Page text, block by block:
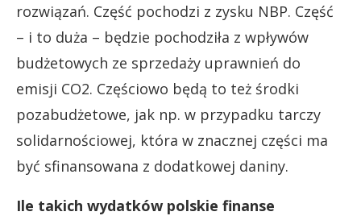
rozwiązań. Część pochodzi z zysku NBP. Część
– i to duża – będzie pochodziła z wpływów
budżetowych ze sprzedaży uprawnień do
emisji CO2. Częściowo będą to też środki
pozabudżetowe, jak np. w przypadku tarczy
solidarnościowej, która w znacznej części ma
być sfinansowana z dodatkowej daniny.
Ile takich wydatków polskie finanse